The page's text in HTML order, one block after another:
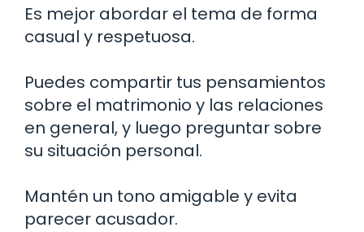
Es mejor abordar el tema de forma
casual y respetuosa.
Puedes compartir tus pensamientos
sobre el matrimonio y las relaciones
en general, y luego preguntar sobre
su situación personal.
Mantén un tono amigable y evita
parecer acusador.